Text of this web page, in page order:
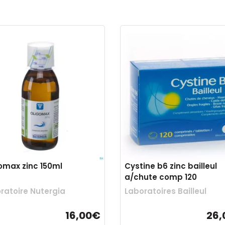
zinc 150ml
Nutergia
16,00€
Cystine b6 zinc bailleul
a/chute comp 120
Laboratoires Bailleul